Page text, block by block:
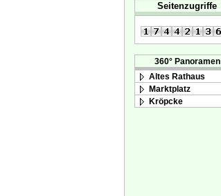
Seitenzugriffe
360° Panoramen
Altes Rathaus
Marktplatz
Kröpcke